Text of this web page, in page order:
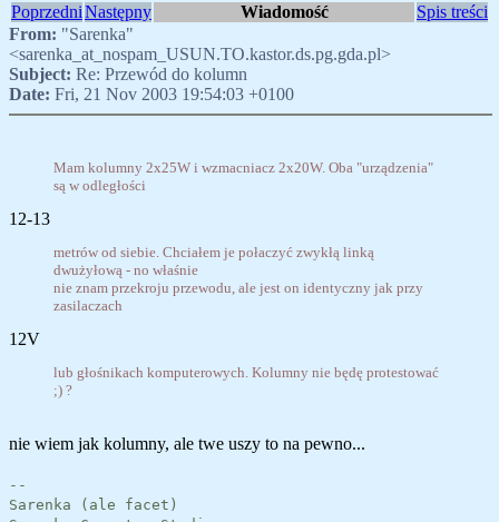
PoprzedniNastępny Wiadomość
Spis treści
From: "Sarenka"
<sarenka_at_nospam_USUN.TO.kastor.ds.pg.gda.pl>
Subject: Re: Przewód do kolumn
Date: Fri, 21 Nov 2003 19:54:03 +0100
Mam kolumny 2x25W i wzmacniacz 2x20W. Oba "urządzenia"
są w odległości
12-13
metrów od siebie. Chciałem je połaczyć zwykłą linką
dwużyłową - no właśnie
nie znam przekroju przewodu, ale jest on identyczny jak przy
zasilaczach
12V
lub głośnikach komputerowych. Kolumny nie będę protestować
;) ?
nie wiem jak kolumny, ale twe uszy to na pewno...
--
Sarenka (ale facet)